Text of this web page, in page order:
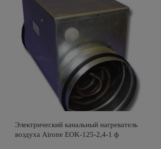
Электрический канальный нагреватель
воздуха Airone EOK-125-2,4-1 ф